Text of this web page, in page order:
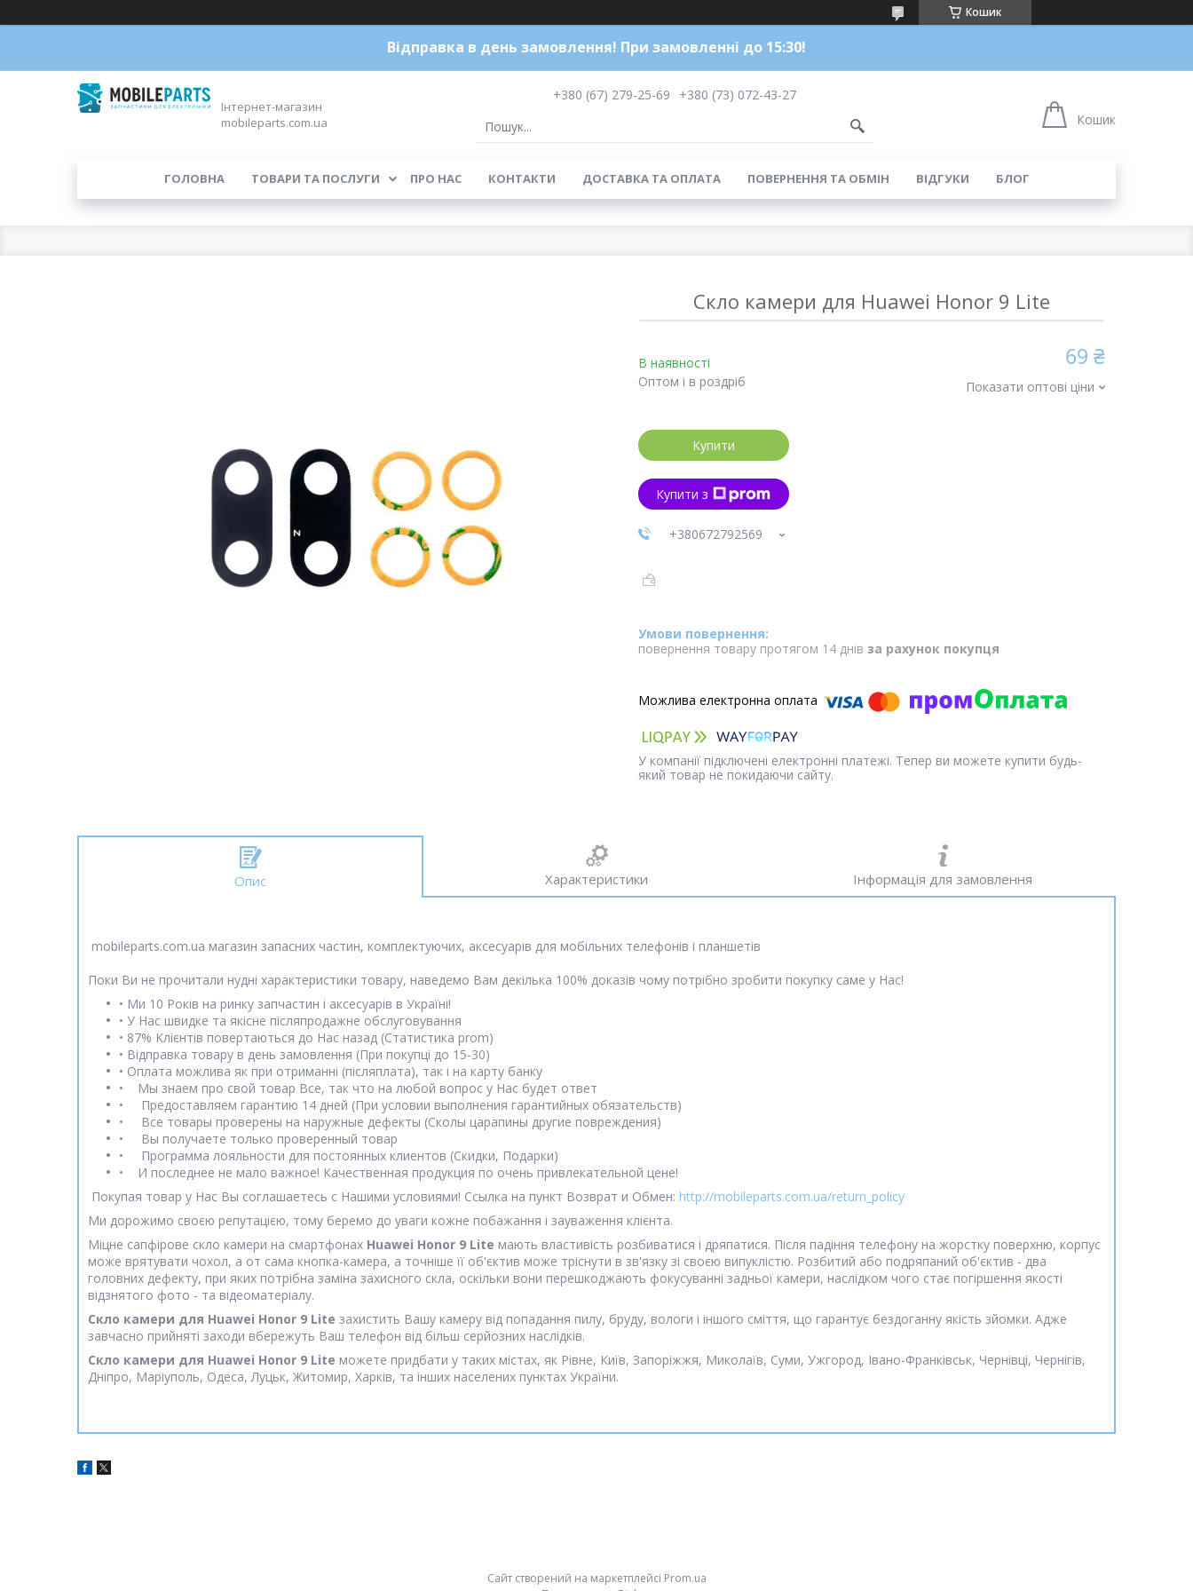
Кошик
Відправка в день замовлення! При замовленні до 15:30!
Інтернет-магазин
mobileparts.com.ua
+380 (67) 279-25-69
+380 (73) 072-43-27
Кошик
ГОЛОВНА ТОВАРИ ТА ПОСЛУГИ ПРО НАС КОНТАКТИ ДОСТАВКА ТА ОПЛАТА ПОВЕРНЕННЯ ТА ОБМІН ВІДГУКИ БЛОГ
Скло камери для Huawei Honor 9 Lite
В наявності
Оптом і в роздріб
69 ₴
Показати оптові ціни
Купити
Купити з
+380672792569
повернення товару протягом 14 днів за рахунок покупця
У компанії підключені електронні платежі. Тепер ви можете купити будь-
який товар не покидаючи сайту.
Опис Характеристики Інформація для замовлення
mobileparts.com.ua магазин запасних частин, комплектуючих, аксесуарів для мобільних телефонів і планшетів
Поки Ви не прочитали нудні характеристики товару, наведемо Вам декілька 100% доказів чому потрібно зробити покупку саме у Нас!
• Ми 10 Років на ринку запчастин і аксесуарів в Україні!
• У Нас швидке та якісне післяпродажне обслуговування
• 87% Клієнтів повертаються до Нас назад (Статистика prom)
• Відправка товару в день замовлення (При покупці до 15-30)
• Оплата можлива як при отриманні (післяплата), так і на карту банку
• Мы знаем про свой товар Все, так что на любой вопрос у Нас будет ответ
• Предоставляем гарантию 14 дней (При условии выполнения гарантийных обязательств)
• Все товары проверены на наружные дефекты (Сколы царапины другие повреждения)
• Вы получаете только проверенный товар
• Программа лояльности для постоянных клиентов (Скидки, Подарки)
• И последнее не мало важное! Качественная продукция по очень привлекательной цене!
Покупая товар у Нас Вы соглашаетесь с Нашими условиями! Ссылка на пункт Возврат и Обмен: http://mobileparts.com.ua/return_policy
Ми дорожимо своєю репутацією, тому беремо до уваги кожне побажання і зауваження клієнта.
Міцне сапфірове скло камери на смартфонах Huawei Honor 9 Lite мають властивість розбиватися і дряпатися. Після падіння телефону на жорстку поверхню, корпус
може врятувати чохол, а от сама кнопка-камера, а точніше її об'єктив може тріснути в зв'язку зі своєю випуклістю. Розбитий або подряпаний об'єктив - два
головних дефекту, при яких потрібна заміна захисного скла, оскільки вони перешкоджають фокусуванні задньої камери, наслідком чого стає погіршення якості
відзнятого фото - та відеоматеріалу.
Скло камери для Huawei Honor 9 Lite захистить Вашу камеру від попадання пилу, бруду, вологи і іншого сміття, що гарантує бездоганну якість зйомки. Адже
завчасно прийняті заходи вбережуть Ваш телефон від більш серйозних наслідків.
Скло камери для Huawei Honor 9 Lite можете придбати у таких містах, як Рівне, Київ, Запоріжжя, Миколаїв, Суми, Ужгород, Івано-Франківськ, Чернівці, Чернігів,
Дніпро, Маріуполь, Одеса, Луцьк, Житомир, Харків, та інших населених пунктах України.
Сайт створений на маркетплейсі Prom.ua